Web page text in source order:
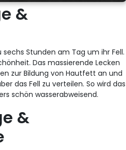
&
Stunden am Tag um ihr Fell.
Das massierende Lecken
zur Bildung von Hautfett an und
das Fell zu verteilen. So wird das
schön wasserabweisend.
&